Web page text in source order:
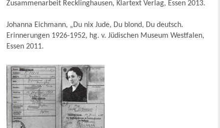
Zusammenarbeit Recklinghausen, Klartext Verlag, Essen 2013.
Johanna Eichmann, „Du nix Jude, Du blond, Du deutsch.
Erinnerungen 1926-1952, hg. v. Jüdischen Museum Westfalen,
Essen 2011.